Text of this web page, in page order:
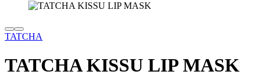
TATCHA
TATCHA KISSU LIP MASK